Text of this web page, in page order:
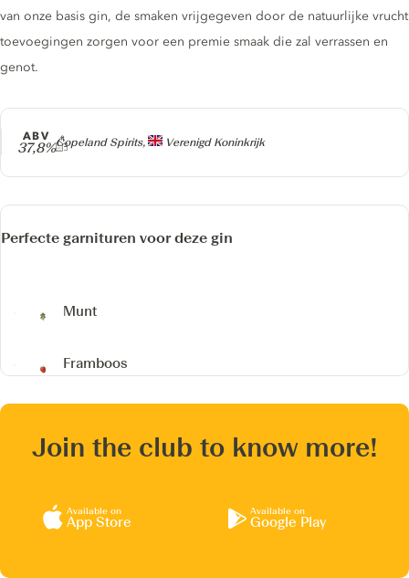
Producer
Copeland Spirits, Verenigd Koninkrijk
ABV
37,8%
van onze basis gin, de smaken vrijgegeven door de natuurlijke vrucht
toevoegingen zorgen voor een premie smaak die zal verrassen en
genot.
Perfecte garnituren voor deze gin
Munt
Framboos
Join the club to know more!
Available on
App Store
Available on
Google Play